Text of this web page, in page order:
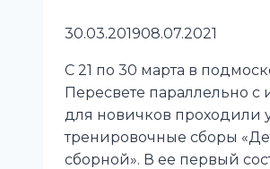
30.03.201908.07.2021
С 21 по 30 марта в
Пересвете параллельно с
для новичков проходили
тренировочные сборы
сборной». В ее первый